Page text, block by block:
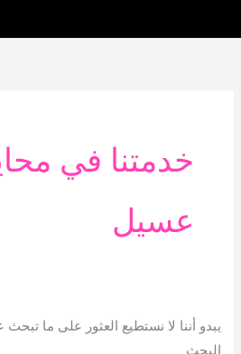
إلى
خدمتنا في
عسيل
يبدو أننا لا نستطيع العثور على ما
البحث.